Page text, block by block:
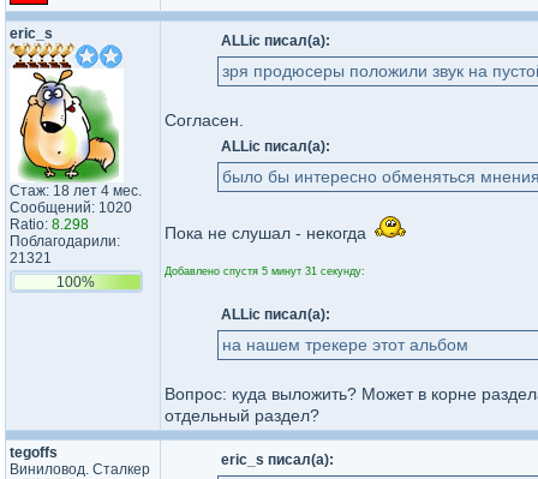
eric_s
Стаж: 18 лет 4 мес.
Сообщений: 1020
Ratio: 8.298
Поблагодарили:
21321
100%
ALLic писал(а):
зря продюсеры положили звук на
Согласен.
ALLic писал(а):
было бы интересно обменяться
Пока не слушал - некогда
Добавлено спустя 5 минут 31 секунду:
ALLic писал(а):
на нашем трекере этот альбом
Вопрос: куда выложить? Может в корне
отдельный раздел?
tegoffs
Виниловод. Сталкер
eric_s писал(а):